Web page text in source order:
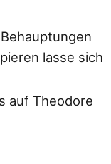
lasse sich
auf Theodore